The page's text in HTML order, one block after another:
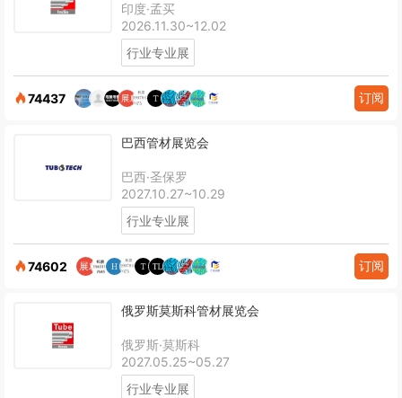
印度·孟买
2026.11.30~12.02
行业专业展
74437 订阅
巴西管材展览会
巴西·圣保罗
2027.10.27~10.29
行业专业展
74602 订阅
俄罗斯莫斯科管材展览会
俄罗斯·莫斯科
2027.05.25~05.27
行业专业展